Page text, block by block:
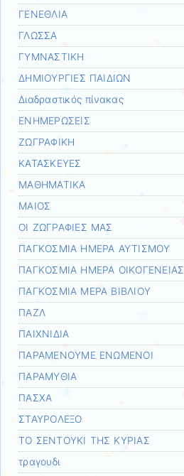
ΓΕΝΕΘΛΙΑ
ΓΛΩΣΣΑ
ΓΥΜΝΑΣΤΙΚΗ
ΔΗΜΙΟΥΡΓΙΕΣ ΠΑΙΔΙΩΝ
Διαδραστικός πίνακας
ΕΝΗΜΕΡΩΣΕΙΣ
ΖΩΓΡΑΦΙΚΗ
ΚΑΤΑΣΚΕΥΕΣ
ΜΑΘΗΜΑΤΙΚΑ
ΜΑΙΟΣ
ΟΙ ΖΩΓΡΑΦΙΕΣ ΜΑΣ
ΠΑΓΚΟΣΜΙΑ ΗΜΕΡΑ ΑΥΤΙΣΜΟΥ
ΠΑΓΚΟΣΜΙΑ ΗΜΕΡΑ ΟΙΚΟΓΕΝΕΙΑΣ
ΠΑΓΚΟΣΜΙΑ ΜΕΡΑ ΒΙΒΛΙΟΥ
ΠΑΖΛ
ΠΑΙΧΝΙΔΙΑ
ΠΑΡΑΜΕΝΟΥΜΕ ΕΝΩΜΕΝΟΙ
ΠΑΡΑΜΥΘΙΑ
ΠΑΣΧΑ
ΣΤΑΥΡΟΛΕΞΟ
ΤΟ ΣΕΝΤΟΥΚΙ ΤΗΣ ΚΥΡΙΑΣ
τραγουδι